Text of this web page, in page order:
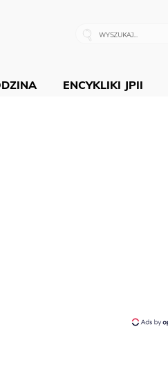
ENCYKLIKI JPII